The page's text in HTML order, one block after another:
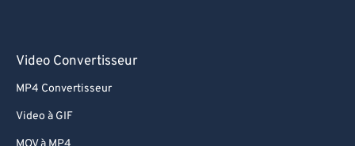
Video Convertisseur
MP4 Convertisseur
Video à GIF